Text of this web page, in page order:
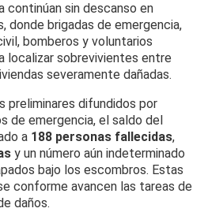
continúan sin descanso en
donde brigadas de emergencia,
bomberos y voluntarios
localizar sobrevivientes entre
severamente dañadas.
preliminares difundidos por
de emergencia, el saldo del
a 188 personas fallecidas,
y un número aún indeterminado
bajo los escombros. Estas
conforme avancen las tareas de
daños.